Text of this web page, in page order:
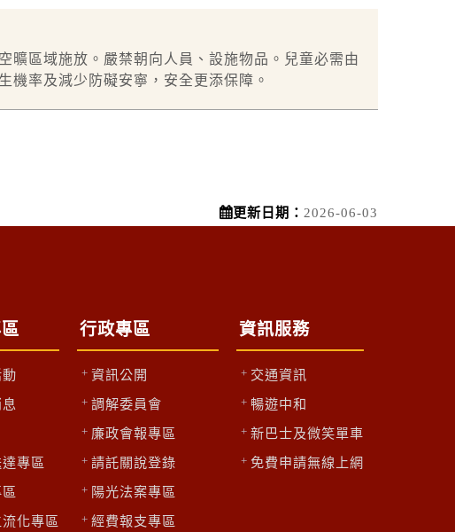
曠區域施放。嚴禁朝向人員、設施物品。兒童必需由
機率及減少防礙安寧，安全更添保障。
更新日期： 2026-06-03
專區
化專區
行政專區
資訊公開
調解委員會
廉政會報專區
請託關說登錄
陽光法案專區
經費報支專區
資訊服務
交通資訊
暢遊中和
新巴士及微笑單車
免費申請無線上網